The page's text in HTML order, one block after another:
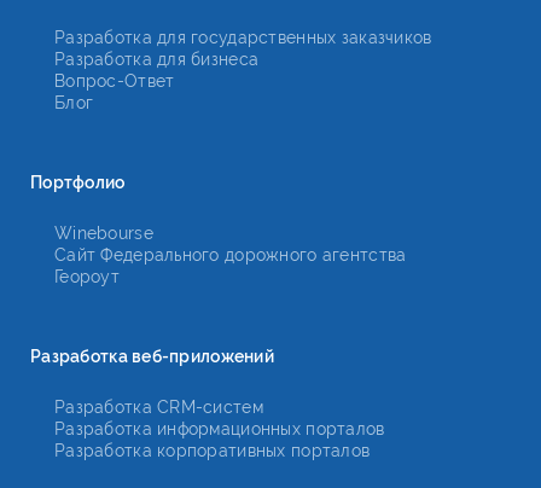
Разработка для государственных заказчиков
Разработка для бизнеса
Вопрос-Ответ
Блог
Портфолио
Winebourse
Сайт Федерального дорожного агентства
Геороут
Разработка веб-приложений
Разработка CRM-систем
Разработка информационных порталов
Разработка корпоративных порталов